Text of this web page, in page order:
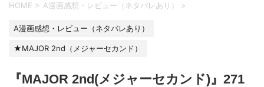
HOME > A漫画感想・レビュー（ネタバレあり） >
A漫画感想・レビュー（ネタバレあり）
★MAJOR 2nd（メジャーセカンド）
『MAJOR 2nd(メジャーセカンド)』271